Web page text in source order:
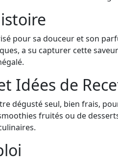
pour sa douceur et son
a su capturer cette
Idées de
dégusté seul, bien frais,
fruités ou de